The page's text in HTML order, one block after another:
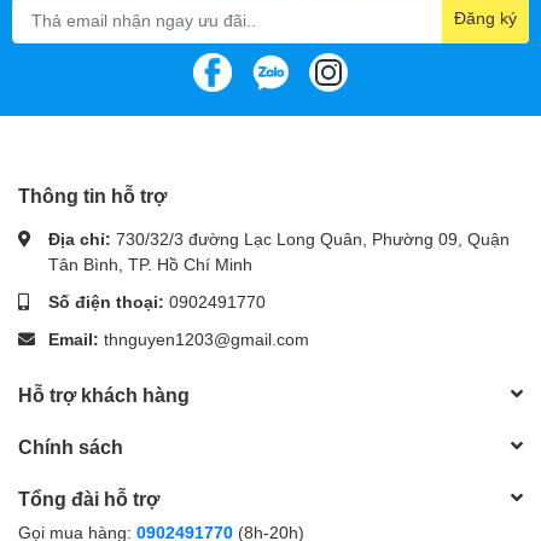
Đăng ký
Thông tin hỗ trợ
Địa chỉ: 730/32/3 đường Lạc Long Quân, Phường 09, Quận
Tân Bình, TP. Hồ Chí Minh
Số điện thoại: 0902491770
Email: thnguyen1203@gmail.com
Hỗ trợ khách hàng
Chính sách
Tổng đài hỗ trợ
Gọi mua hàng: 0902491770 (8h-20h)